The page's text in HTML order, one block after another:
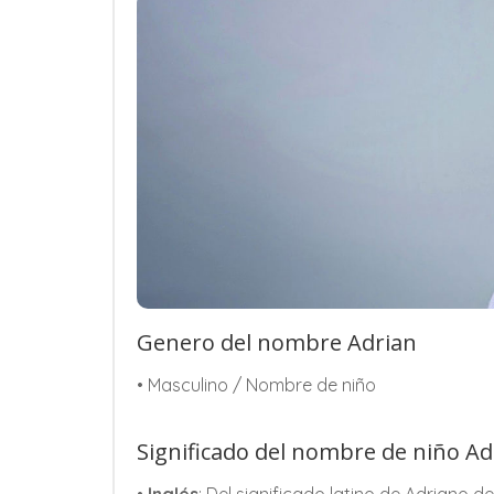
Genero del nombre Adrian
• Masculino / Nombre de niño
Significado del nombre de niño